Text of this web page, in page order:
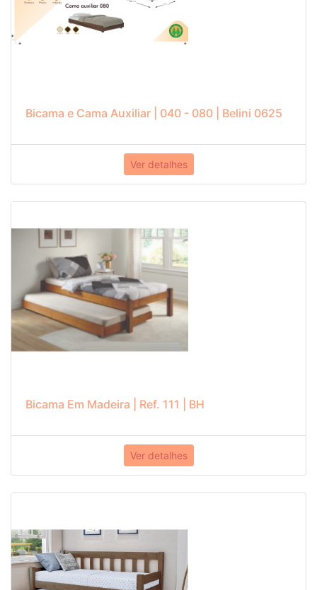
Bicama e Cama Auxiliar | 040 - 080 | Belini 0625
Ver detalhes
Bicama Em Madeira | Ref. 111 | BH
Ver detalhes